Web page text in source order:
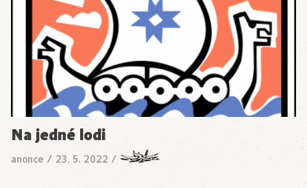
Na jedné lodi
anonce / 23. 5. 2022 /